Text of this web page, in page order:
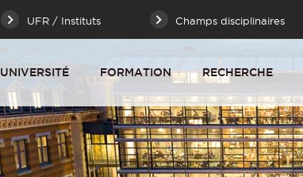
UFR / Instituts Champs disciplinaires
UNIVERSITÉ FORMATION RECHERCHE